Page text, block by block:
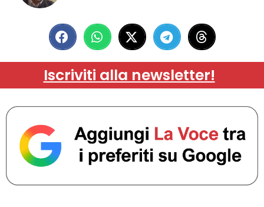
Iscriviti alla newsletter!